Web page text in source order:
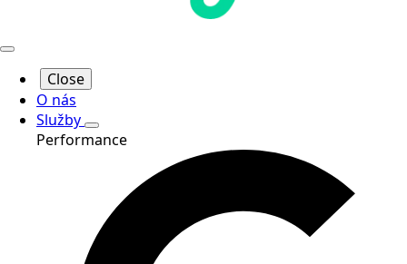
Close
O nás
Služby
Performance